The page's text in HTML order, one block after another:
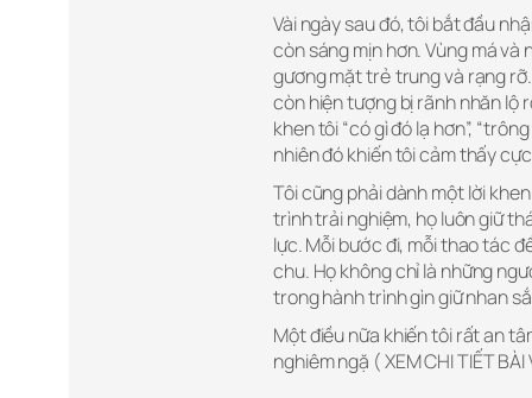
Vài ngày sau đó, tôi bắt đầu
còn sáng mịn hơn. Vùng má
gương mặt trẻ trung và rạng
còn hiện tượng bị rãnh nhăn lộ
khen tôi “có gì đó lạ hơn”,
nhiên đó khiến tôi cảm thấy
Tôi cũng phải dành một lời
trình trải nghiệm, họ luôn giữ
lực. Mỗi bước đi, mỗi thao tác
chu. Họ không chỉ là những
trong hành trình gìn giữ nhan
Một điều nữa khiến tôi rất an
nghiêm ngặ ( XEM CHI TIẾT BÀI